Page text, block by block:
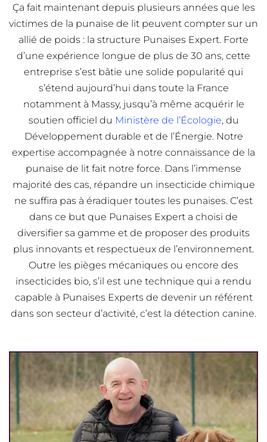
Ça fait maintenant depuis plusieurs années que les
victimes de la punaise de lit peuvent compter sur un
allié de poids : la structure Punaises Expert. Forte
d’une expérience longue de plus de 30 ans, cette
entreprise s’est bâtie une solide popularité qui
s’étend aujourd’hui dans toute la France
notamment à Massy, jusqu’à même acquérir le
soutien officiel du Ministère de l’Écologie, du
Développement durable et de l’Énergie. Notre
expertise accompagnée à notre connaissance de la
punaise de lit fait notre force. Dans l’immense
majorité des cas, répandre un insecticide chimique
ne suffira pas à éradiquer toutes les punaises. C’est
dans ce but que Punaises Expert a choisi de
diversifier sa gamme et de proposer des produits
plus innovants et respectueux de l’environnement.
Outre les pièges mécaniques ou encore des
insecticides bio, s’il est une technique qui a rendu
capable à Punaises Experts de devenir un référent
dans son secteur d’activité, c’est la détection canine.